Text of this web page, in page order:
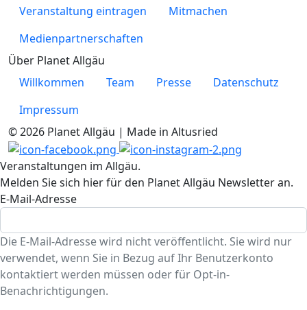
Veranstaltung eintragen
Mitmachen
Medienpartnerschaften
Über Planet Allgäu
Willkommen
Team Presse
Datenschutz
Impressum
© 2026 Planet Allgäu | Made in Altusried
Veranstaltungen im Allgäu.
Melden Sie sich hier für den Planet Allgäu Newsletter an.
E-Mail-Adresse
Die E-Mail-Adresse wird nicht veröffentlicht. Sie wird nur
verwendet, wenn Sie in Bezug auf Ihr Benutzerkonto
kontaktiert werden müssen oder für Opt-in-
Benachrichtigungen.